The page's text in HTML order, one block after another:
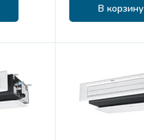
В корзину